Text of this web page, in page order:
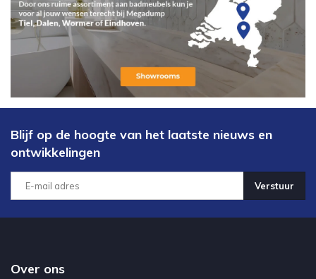
Blijf op de hoogte van het laatste nieuws en
ontwikkelingen
Verstuur
Over ons